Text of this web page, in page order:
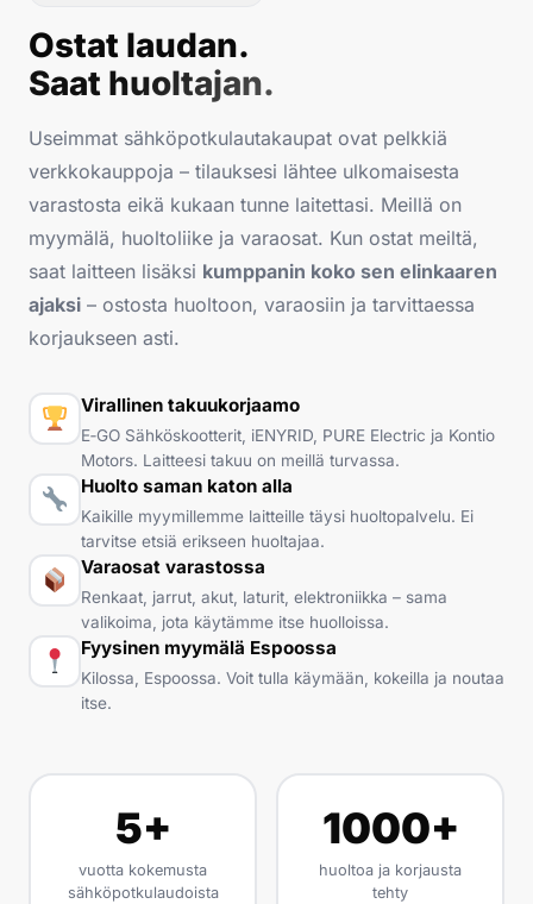
Ostat laudan.
Saat huoltajan.
Useimmat sähköpotkulautakaupat ovat pelkkiä
verkkokauppoja – tilauksesi lähtee ulkomaisesta
varastosta eikä kukaan tunne laitettasi. Meillä on
myymälä, huoltoliike ja varaosat. Kun ostat meiltä,
saat laitteen lisäksi kumppanin koko sen elinkaaren
ajaksi – ostosta huoltoon, varaosiin ja tarvittaessa
korjaukseen asti.
Virallinen takuukorjaamo
E‑GO Sähköskootterit, iENYRID, PURE Electric ja Kontio
Motors. Laitteesi takuu on meillä turvassa.
Huolto saman katon alla
Kaikille myymillemme laitteille täysi huoltopalvelu. Ei
tarvitse etsiä erikseen huoltajaa.
Varaosat varastossa
Renkaat, jarrut, akut, laturit, elektroniikka – sama
valikoima, jota käytämme itse huolloissa.
Fyysinen myymälä Espoossa
Kilossa, Espoossa. Voit tulla käymään, kokeilla ja noutaa
itse.
5+
vuotta kokemusta
sähköpotkulaudoista
1000+
huoltoa ja korjausta
tehty